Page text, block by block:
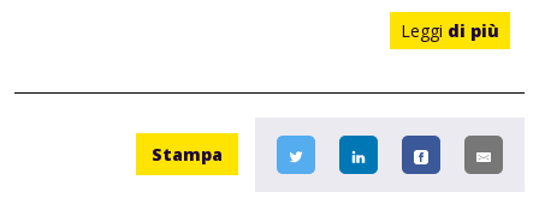
Leggi di più
Stampa